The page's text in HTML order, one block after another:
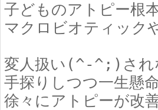
子どものアトピー根
マクロビオティック
変人扱い(^-^;)され
手探りしつつ一生懸
徐々にアトピーが改